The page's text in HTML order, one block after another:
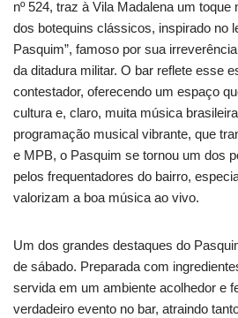
nº 524, traz à Vila Madalena um toque
dos botequins clássicos, inspirado no
Pasquim”, famoso por sua
da ditadura militar. O bar reflete esse
contestador, oferecendo um espaço
cultura e, claro, muita música
programação musical vibrante, que
e MPB, o Pasquim se tornou um dos
pelos frequentadores do bairro,
valorizam a boa música ao vivo.
Um dos grandes destaques do
de sábado. Preparada com
servida em um ambiente acolhedor e
verdadeiro evento no bar, atraindo